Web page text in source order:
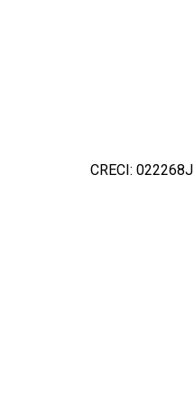
CRECI: 022268J